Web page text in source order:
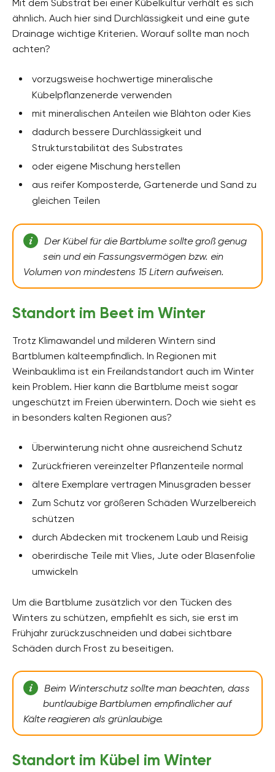
Mit dem Substrat bei einer Kübelkultur verhält es sich
ähnlich. Auch hier sind Durchlässigkeit und eine gute
Drainage wichtige Kriterien. Worauf sollte man noch
achten?
vorzugsweise hochwertige mineralische
Kübelpflanzenerde verwenden
mit mineralischen Anteilen wie Blähton oder Kies
dadurch bessere Durchlässigkeit und
Strukturstabilität des Substrates
oder eigene Mischung herstellen
aus reifer Komposterde, Gartenerde und Sand zu
gleichen Teilen
Der Kübel für die Bartblume sollte groß genug
sein und ein Fassungsvermögen bzw. ein
Volumen von mindestens 15 Litern aufweisen.
Standort im Beet im Winter
Trotz Klimawandel und milderen Wintern sind
Bartblumen kälteempfindlich. In Regionen mit
Weinbauklima ist ein Freilandstandort auch im Winter
kein Problem. Hier kann die Bartblume meist sogar
ungeschützt im Freien überwintern. Doch wie sieht es
in besonders kalten Regionen aus?
Überwinterung nicht ohne ausreichend Schutz
Zurückfrieren vereinzelter Pflanzenteile normal
ältere Exemplare vertragen Minusgraden besser
Zum Schutz vor größeren Schäden Wurzelbereich
schützen
durch Abdecken mit trockenem Laub und Reisig
oberirdische Teile mit Vlies, Jute oder Blasenfolie
umwickeln
Um die Bartblume zusätzlich vor den Tücken des
Winters zu schützen, empfiehlt es sich, sie erst im
Frühjahr zurückzuschneiden und dabei sichtbare
Schäden durch Frost zu beseitigen.
Beim Winterschutz sollte man beachten, dass
buntlaubige Bartblumen empfindlicher auf
Kälte reagieren als grünlaubige.
Standort im Kübel im Winter